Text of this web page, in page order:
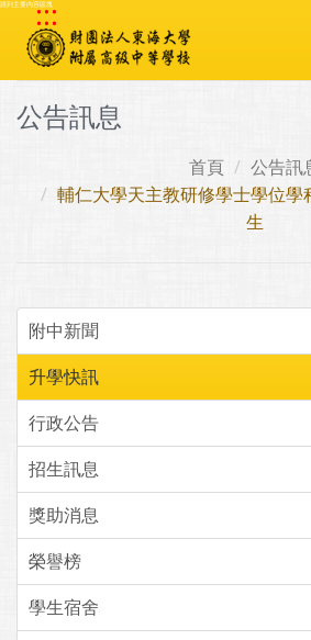
跳到主要內容區塊
:::
公告訊息
首頁
公告訊
輔仁大學天主教研修學士學位學
生
附中新聞
升學快訊
行政公告
招生訊息
獎助消息
榮譽榜
學生宿舍